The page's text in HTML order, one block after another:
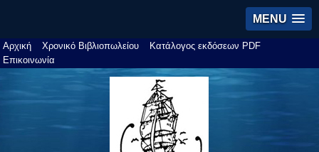
MENU
Αρχική Χρονικό Βιβλιοπωλείου
Κατάλογος εκδόσεων PDF
Επικοινωνία